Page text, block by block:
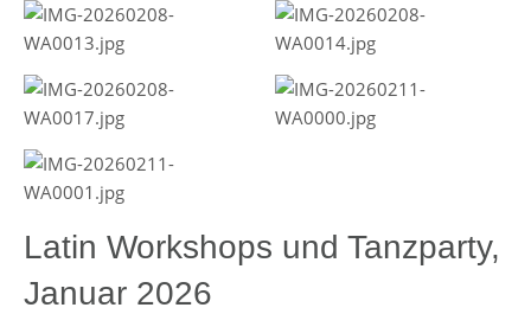
Latin Workshops und Tanzparty,
Januar 2026